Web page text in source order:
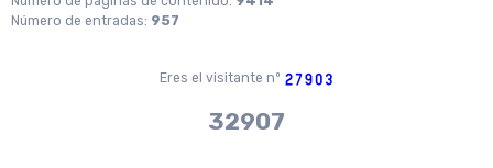
Número de entradas: 957
Eres el visitante nº
36704